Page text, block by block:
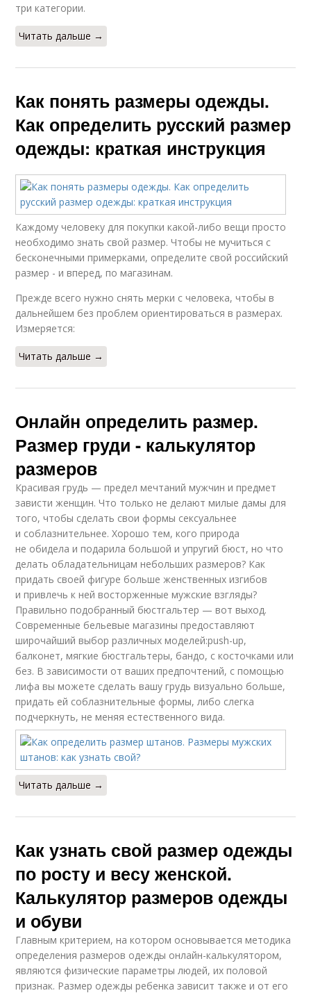
три категории.
Читать дальше →
Как понять размеры одежды.
Как определить русский размер
одежды: краткая инструкция
Каждому человеку для покупки какой-либо вещи просто
необходимо знать свой размер. Чтобы не мучиться с
бесконечными примерками, определите свой российский
размер - и вперед, по магазинам.
Прежде всего нужно снять мерки с человека, чтобы в
дальнейшем без проблем ориентироваться в размерах.
Измеряется:
Читать дальше →
Онлайн определить размер.
Размер груди - калькулятор
размеров
Красивая грудь — предел мечтаний мужчин и предмет
зависти женщин. Что только не делают милые дамы для
того, чтобы сделать свои формы сексуальнее
и соблазнительнее. Хорошо тем, кого природа
не обидела и подарила большой и упругий бюст, но что
делать обладательницам небольших размеров? Как
придать своей фигуре больше женственных изгибов
и привлечь к ней восторженные мужские взгляды?
Правильно подобранный бюстгальтер — вот выход.
Современные бельевые магазины предоставляют
широчайший выбор различных моделей:push-up,
балконет, мягкие бюстгальтеры, бандо, с косточками или
без. В зависимости от ваших предпочтений, с помощью
лифа вы можете сделать вашу грудь визуально больше,
придать ей соблазнительные формы, либо слегка
подчеркнуть, не меняя естественного вида.
Читать дальше →
Как узнать свой размер одежды
по росту и весу женской.
Калькулятор размеров одежды
и обуви
Главным критерием, на котором основывается методика
определения размеров одежды онлайн-калькулятором,
являются физические параметры людей, их половой
признак. Размер одежды ребенка зависит также и от его